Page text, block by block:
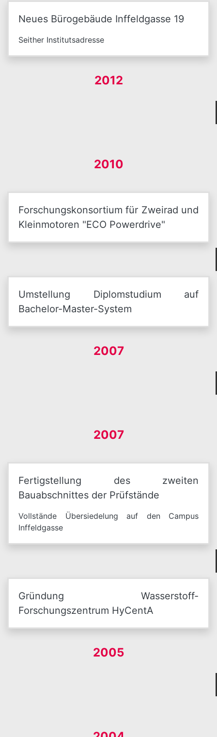
Neues Bürogebäude Inffeldgasse 19
Seither Institutsadresse
2012
2010
Forschungskonsortium für Zweirad und
Kleinmotoren "ECO Powerdrive"
Umstellung Diplomstudium auf
Bachelor-Master-System
2007
2007
Fertigstellung des zweiten
Bauabschnittes der Prüfstände
Vollstände Übersiedelung auf den Campus
Inffeldgasse
Gründung Wasserstoff-
Forschungszentrum HyCentA
2005